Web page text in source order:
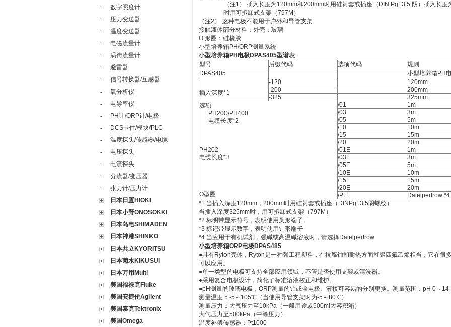
-
数字照度计
-
压力变送器
-
温度变送器
-
电磁流量计
-
涡街流量计
-
避雷器
-
信号转换器/互感器
-
氧分析仪
-
电导率仪
-
PH计/ORP计/电极
-
DCS卡件/模块/PLC
-
温度探头/传感器/电缆
-
电压探头
-
电流探头
-
分流器/变压器
-
张力计/压力计
日本日置HIOKI
日本小野ONOSOKKI
日本岛电SHIMADEN
日本神港SHINKO
日本共立KYORITSU
日本菊水KIKUSUI
日本万用Multi
美国福禄克Fluke
美国安捷伦Agilent
美国泰克Tektronix
美国Omega
（注1） 插入长度为120mm和200mm时用硅衬套或插座（DIN Pg13.5 阴）插入长度
时用可拆卸式支架（797M）
（注2） 这种电极不能用于户外和导管支架
接触液体部分材料：外壳：玻璃
O 形圈：硅橡胶
小型培养箱PH/ORP测量系统
小型培养箱PH电极DPAS405型谱表
型号
后缀代码 选项代码
规则
DPAS405
小型培养箱PH
插入深度*1
-120
120mm
-200
200mm
-325
325mm
选项
PH200/PH400
电缆长度*2
PH202
电缆长度*3
O型圈
/01
1m
/03
3m
/05
5m
/10
10m
/15
15m
/20
20m
/01E
1m
/03E
3m
/05E
5m
/10E
10m
/15E
15m
/20E
20m
/PF
Daielperfrow *4
*1 当插入深度120mm，200mm时用硅衬套或插座（DINPg13.5阴螺纹）
当插入深度325mm时，用可拆卸式支架（797M）
*2 标明带显示符号，表明使用叉形端子。
*3 标记带显示数字，表明使用针形端子
*4 当应用于有机试剂，强碱或高温碱溶液时，请选择Daielperfrow
小型培养箱ORP电极DPAS485
●具有Ryton壳体，Ryton是一种强工程塑料，在抗腐蚀和耐热方面和聚四氟乙烯相当，它在很
可以应用。
●单一类型的电极可支持全部应用领域，不管是否使用支架或清洗器。
●采用复合电极设计，简化了标准溶液校正和维护。
●pH测量的玻璃电极，ORP测量的铂或金电极、液接可容易的分别更换。测量范围：pH 0～14
测量温度：-5～105℃（当使用导管支架时为-5～80℃）
测量压力：大气压力至10kPa（一般用途或500ml大容积箱）
大气压力至500kPa（中等压力）
温度补偿传感器：Pt1000